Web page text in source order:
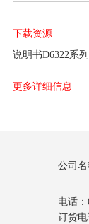
下载资源
说明书D6322系列
更多详细信息
公司
电话：
订货电